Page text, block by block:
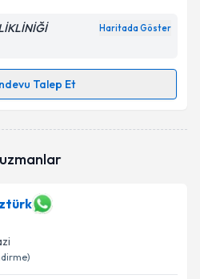
Haritada Göster
Talep Et
Talebi
randevu almanız için bir